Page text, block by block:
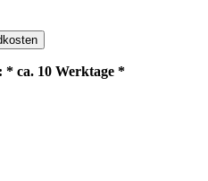
ca. 10 Werktage *